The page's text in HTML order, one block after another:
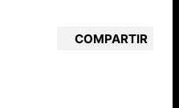
COMPARTIR